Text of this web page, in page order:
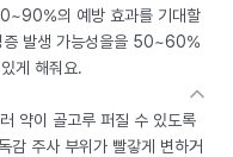
의 예방 효과를 기대할
증 발생 가능성을을 50~60%
게 해줘요.
약이 골고루 퍼질 수 있도록
감 주사 부위가 빨갛게 변하거